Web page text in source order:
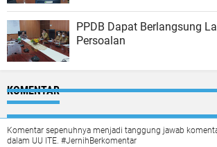
PPDB Dapat Berlangsung
Persoalan
KOMENTAR
Komentar sepenuhnya menjadi tanggung jawab
dalam UU ITE. #JernihBerkomentar